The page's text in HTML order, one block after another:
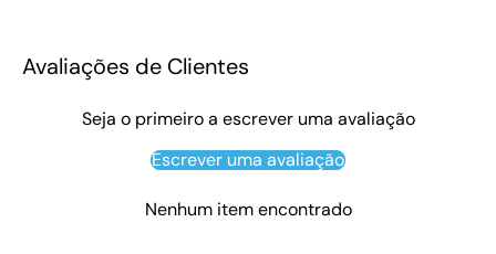
Avaliações de Clientes
Seja o primeiro a escrever uma avaliação
Escrever uma avaliação
Nenhum item encontrado